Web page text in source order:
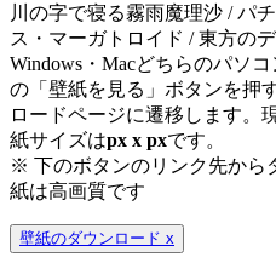
川の字で寝る霧雨魔理沙 / パ
ス・マーガトロイド / 東方の
Windows・Macどちらのパソ
の「壁紙を見る」ボタンを押
ロードページに遷移します。
紙サイズはpx x pxです。
※ 下のボタンのリンク先から
紙は高画質です
壁紙のダウンロード x